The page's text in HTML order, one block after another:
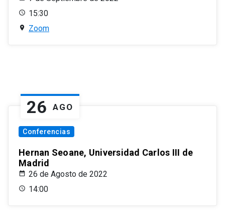
15:30
Zoom
26 AGO
Conferencias
Hernan Seoane, Universidad Carlos III de
Madrid
26 de Agosto de 2022
14:00